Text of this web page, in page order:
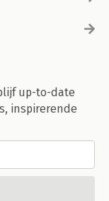
up-to-date
inspirerende